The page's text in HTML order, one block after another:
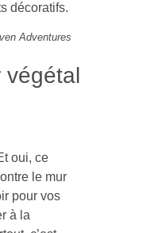
décoratifs.
Adventures
végétal
oui, ce
le mur
pour vos
à la